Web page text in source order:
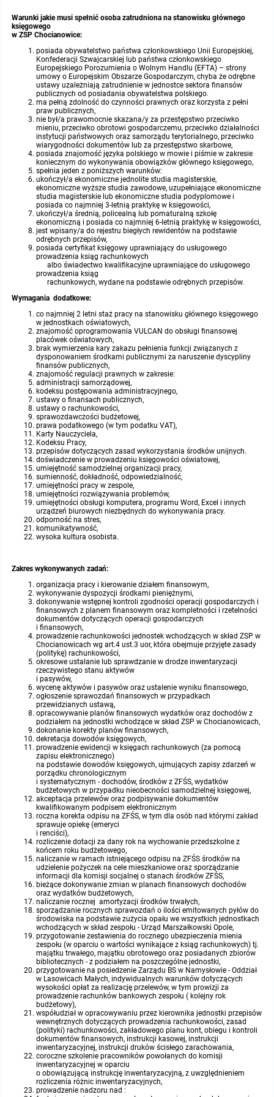
Protokoły z posiedzeń sesji 2015
Protokoły z posiedzeń sesji 2014
Protokoły z posiedzeń sesji 2013
Protokoły z posiedzeń sesji 2012
Protokoły z posiedzeń sesji 2011
Protokoły z posiedzeń sesji 2010
Dyżury Przewodniczącego Rady Gminy
Zarządzenia w 2009
Oświadczenia kandydata
Informacja o wynikach naboru
Publicznie dostępny wykaz danych o środowisku
Rejestr działalności regulowanej
Roczne sprawozdania z gospodarki odpadami
Analiza stanu gospodarki odpadami
Okresowa ocena jakości wody
Sprawozdanie okresowe z realizacji programu ochrony powietrza
Kontrole
Przetargi
Platforma e-Zamówienia
Ogłoszenia dodatkowe
Odpowiedzi na zapytania
Informacja z otwarcia ofert
Plan Postępowań
Informacje o wyborze ofert
Gminna Ewidencja Zabytków Gminy Lasowice Wielkie
Planowanie i zagospodarowanie przestrzenne
Studium uwarunkowań i kierunków zagospodarowania przestrzennego
Obowiązujące
W trakcie opracowania
Miejscowe plany zagospodarowania przestrzennego
Obowiązujące
W trakcie opracowania
Plan ogólny gminy
Obowiązujący
W trakcie opracowania
Formularze dotyczące aktów planowania przestrzennego
Wnioski o sporządzenie lub zmianę planów ogólnych lub planów
miejscowych
Analizy zmian w zagospodarowaniu przestrzennym
Zaproszenia do składania ofert
Archiwum BIP
OGŁOSZENIA
Taryfy dla zbiorowego zaopatrzenia w wodę i zbiorowego odprowadzania
ścieków dla Gminy Lasowice Wielkie
Ochrona danych osobowych
Raport o stanie gminy
INNE
Gminna Komisja Rozwiązywania Problemów Alkoholowych
Skargi, wnioski i petycje
Wybory Ławników 2024r.
Audyt
Warunki jakie musi spełnić osoba zatrudniona na stanowisku głównego
księgowego
w ZSP Chocianowice:
posiada obywatelstwo państwa członkowskiego Unii Europejskiej,
Konfederacji Szwajcarskiej lub państwa członkowskiego
Europejskiego Porozumienia o Wolnym Handlu (EFTA) – strony
umowy o Europejskim Obszarze Gospodarczym, chyba że odrębne
ustawy uzależniają zatrudnienie w jednostce sektora finansów
publicznych od posiadania obywatelstwa polskiego.
ma pełną zdolność do czynności prawnych oraz korzysta z pełni
praw publicznych,
nie był/a prawomocnie skazana/y za przestępstwo przeciwko
mieniu, przeciwko obrotowi gospodarczemu, przeciwko działalności
instytucji państwowych oraz samorządu terytorialnego, przeciwko
wiarygodności dokumentów lub za przestępstwo skarbowe,
posiada znajomość języka polskiego w mowie i piśmie w zakresie
koniecznym do wykonywania obowiązków głównego księgowego,
spełnia jeden z poniższych warunków:
ukończył/a ekonomiczne jednolite studia magisterskie,
ekonomiczne wyższe studia zawodowe, uzupełniające ekonomiczne
studia magisterskie lub ekonomiczne studia podyplomowe i
posiada co najmniej 3-letnią praktykę w księgowości,
ukończył/a średnią, policealną lub pomaturalną szkołę
ekonomiczną i posiada co najmniej 6-letnią praktykę w księgowości,
jest wpisany/a do rejestru biegłych rewidentów na podstawie
odrębnych przepisów,
posiada certyfikat księgowy uprawniający do usługowego
prowadzenia ksiąg rachunkowych
albo świadectwo kwalifikacyjne uprawniające do usługowego
prowadzenia ksiąg
rachunkowych, wydane na podstawie odrębnych przepisów.
Wymagania dodatkowe:
co najmniej 2 letni staż pracy na stanowisku głównego księgowego
w jednostkach oświatowych,
znajomość oprogramowania VULCAN do obsługi finansowej
placówek oświatowych,
brak wymierzenia kary zakazu pełnienia funkcji związanych z
dysponowaniem środkami publicznymi za naruszenie dyscypliny
finansów publicznych,
znajomość regulacji prawnych w zakresie:
administracji samorządowej,
kodeksu postępowania administracyjnego,
ustawy o finansach publicznych,
ustawy o rachunkowości,
sprawozdawczości budżetowej,
prawa podatkowego (w tym podatku VAT),
Karty Nauczyciela,
Kodeksu Pracy,
przepisów dotyczących zasad wykorzystania środków unijnych.
doświadczenie w prowadzeniu księgowości oświatowej,
umiejętność samodzielnej organizacji pracy,
sumienność, dokładność, odpowiedzialność,
umiejętności pracy w zespole,
umiejętności rozwiązywania problemów,
umiejętności obsługi komputera, programu Word, Excel i innych
urządzeń biurowych niezbędnych do wykonywania pracy.
odporność na stres,
komunikatywność,
wysoka kultura osobista.
Zakres wykonywanych zadań:
organizacja pracy i kierowanie działem finansowym,
wykonywanie dyspozycji środkami pieniężnymi,
dokonywanie wstępnej kontroli zgodności operacji gospodarczych i
finansowych z planem finansowym oraz kompletności i rzetelności
dokumentów dotyczących operacji gospodarczych
i finansowych,
prowadzenie rachunkowości jednostek wchodzących w skład ZSP w
Chocianowicach wg art.4 ust.3 uor, która obejmuje przyjęte zasady
(politykę) rachunkowości,
okresowe ustalanie lub sprawdzanie w drodze inwentaryzacji
rzeczywistego stanu aktywów
i pasywów,
wycenę aktywów i pasywów oraz ustalenie wyniku finansowego,
ogłoszenie sprawozdań finansowych w przypadkach
przewidzianych ustawą,
opracowywanie planów finansowych wydatków oraz dochodów z
podziałem na jednostki wchodzące w skład ZSP w Chocianowicach,
dokonanie korekty planów finansowych,
dekretacja dowodów księgowych,
prowadzenie ewidencji w księgach rachunkowych (za pomocą
zapisu elektronicznego)
na podstawie dowodów księgowych, ujmujących zapisy zdarzeń w
porządku chronologicznym
i systematycznym - dochodów, środków z ZFŚS, wydatków
budżetowych w przypadku nieobecności samodzielnej księgowej,
akceptacja przelewów oraz podpisywanie dokumentów
kwalifikowanym podpisem elektronicznym
roczna korekta odpisu na ZFŚS, w tym dla osób nad którymi zakład
sprawuje opiekę (emeryci
i renciści),
rozliczenie dotacji za dany rok na wychowanie przedszkolne z
końcem roku budżetowego,
naliczanie w ramach istniejącego odpisu na ZFŚS środków na
udzielenie pożyczek na cele mieszkaniowe oraz sporządzanie
informacji dla komisji socjalnej o stanach środków ZFŚS,
bieżące dokonywanie zmian w planach finansowych dochodów
oraz wydatków budżetowych,
naliczanie rocznej amortyzacji środków trwałych,
sporządzanie rocznych sprawozdań o ilości emitowanych pyłów do
środowiska na podstawie zużycia opału we wszystkich jednostkach
wchodzących w skład zespołu - Urząd Marszałkowski Opole,
przygotowanie zestawienia do rocznego ubezpieczenia mienia
zespołu (w oparciu o wartości wynikające z ksiąg rachunkowych) tj.
majątku trwałego, majątku obrotowego oraz posiadanych zbiorów
bibliotecznych - z podziałem na poszczególne jednostki,
przygotowanie na posiedzenie Zarządu BS w Namysłowie - Oddział
w Lasowicach Małych, indywidualnych warunków dotyczących
wysokości opłat za realizację przelewów, w tym prowizji za
prowadzenie rachunków bankowych zespołu ( kolejny rok
budżetowy),
współudział w opracowywaniu przez kierownika jednostki przepisów
wewnętrznych dotyczących prowadzenia rachunkowości, zasad
(polityki) rachunkowości, zakładowego planu kont, obiegu i kontroli
dokumentów finansowych, instrukcji kasowej, instrukcji
inwentaryzacyjnej, instrukcji druków ścisłego zarachowania,
coroczne szkolenie pracowników powołanych do komisji
inwentaryzacyjnej w oparciu
o obowiązującą instrukcję inwentaryzacyjną, z uwzględnieniem
rozliczenia różnic inwentaryzacyjnych,
prowadzenie nadzoru nad :